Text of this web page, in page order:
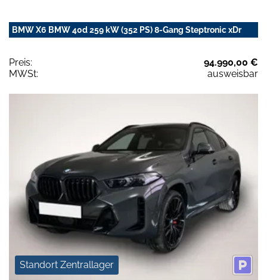
BMW X6 BMW 40d 259 kW (352 PS) 8-Gang Steptronic xDr
Preis:
94.990,00 €
MWSt:
ausweisbar
Standort Zentrallager